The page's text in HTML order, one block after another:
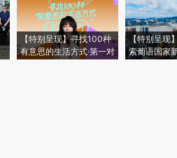
【特别呈现】寻找100种
有意思的生活方式·第一对
【特别呈现
索葡语国家